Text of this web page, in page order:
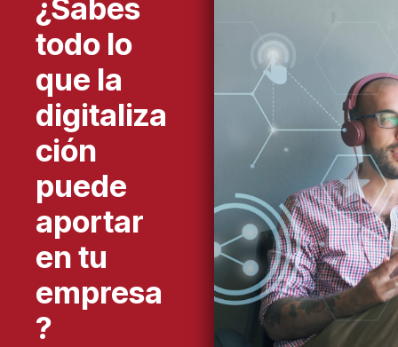
¿Sabes
todo lo
que la
digitaliza
ción
puede
aportar
en tu
empresa
?